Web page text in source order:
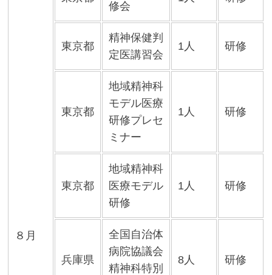
８月
修会
東京都
精神保健判
定医講習会
1人 研修
東京都
地域精神科
モデル医療
研修プレセ
ミナー
1人 研修
東京都
地域精神科
医療モデル
研修
1人 研修
兵庫県
全国自治体
病院協議会
精神科特別
8人 研修